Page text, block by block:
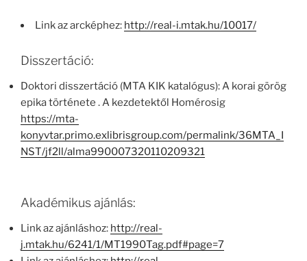
Link az arcképhez: http://real-i.mtak.hu/10017/
Disszertáció:
Doktori disszertáció (MTA KIK katalógus): A korai görög
epika története . A kezdetektől Homérosig
https://mta-
konyvtar.primo.exlibrisgroup.com/permalink/36MTA_I
NST/jf2ll/alma990007320110209321
Akadémikus ajánlás:
Link az ajánláshoz: http://real-
j.mtak.hu/6241/1/MT1990Tag.pdf#page=7